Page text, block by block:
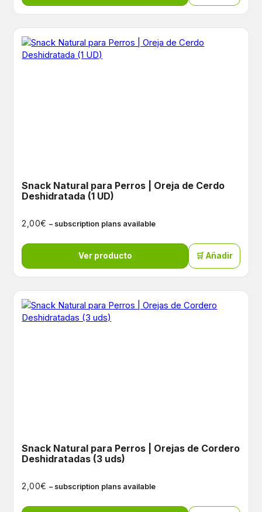
Snack Natural para Perros | Oreja de Cerdo
Deshidratada (1 UD)
2,00€ – subscription plans available
Ver producto 🛒 Añadir
Snack Natural para Perros | Orejas de Cordero
Deshidratadas (3 uds)
2,00€ – subscription plans available